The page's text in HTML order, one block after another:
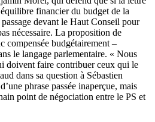
financier du budget de la
devant le Haut Conseil pour
nécessaire. La proposition de
compensée budgétairement –
le langage parlementaire. « Nous
doivent faire contribuer ceux qui le
dans sa question à Sébastien
phrase passée inaperçue, mais
point de négociation entre le PS et